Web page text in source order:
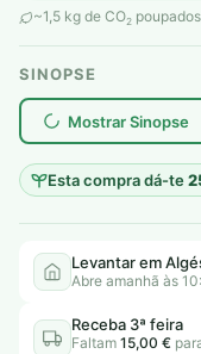
original
era:
7,00 €.
atual
é:
5,00 €.
~1,5 kg de CO2
SINOPSE
Mostrar Sinopse
Esta compra dá-te
plantar árvores reais
Levantar em
Abre amanhã às
Receba 3ª feira
Faltam 15,00 €